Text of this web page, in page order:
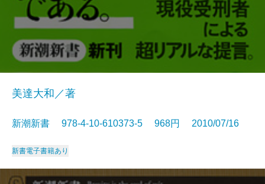
美達大和／著
新潮新書 978-4-10-610373-5 968円 2010/07/16
新書電子書籍あり